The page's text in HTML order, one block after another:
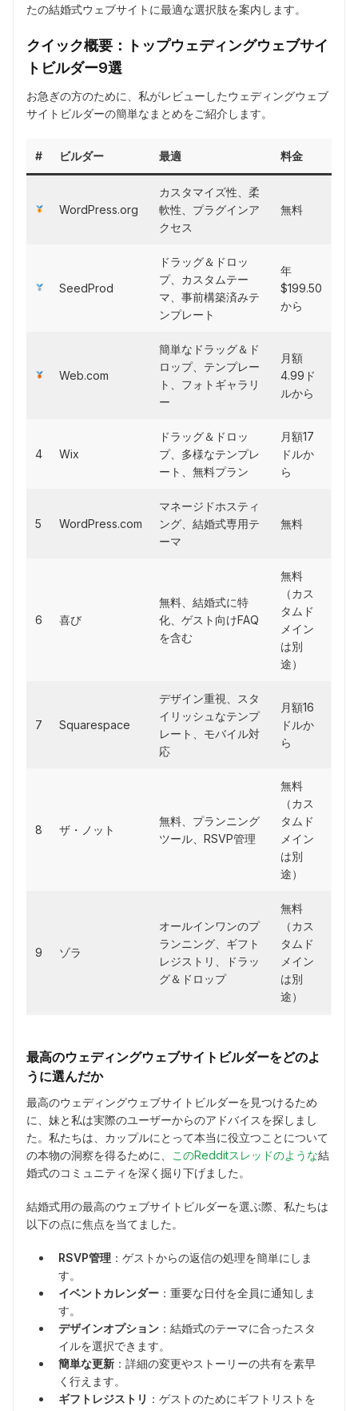
たの結婚式ウェブサイトに最適な選択肢を案内します。
クイック概要：トップウェディングウェブサイ
トビルダー9選
お急ぎの方のために、私がレビューしたウェディングウェブ
サイトビルダーの簡単なまとめをご紹介します。
# ビルダー 最適 料金
WordPress.org
カスタマイズ性、柔
軟性、プラグインア
クセス
無料
SeedProd
ドラッグ＆ドロッ
プ、カスタムテー
マ、事前構築済みテ
ンプレート
年
$199.50
から
Web.com
簡単なドラッグ＆ド
ロップ、テンプレー
ト、フォトギャラリ
ー
月額
4.99ド
ルから
4 Wix
ドラッグ＆ドロッ
プ、多様なテンプレ
ート、無料プラン
月額17
ドルか
ら
5 WordPress.com
マネージドホスティ
ング、結婚式専用テ
ーマ
無料
6 喜び
無料、結婚式に特
化、ゲスト向けFAQ
を含む
無料
（カス
タムド
メイン
は別
途）
7 Squarespace
デザイン重視、スタ
イリッシュなテンプ
レート、モバイル対
応
月額16
ドルか
ら
8 ザ・ノット
無料、プランニング
ツール、RSVP管理
無料
（カス
タムド
メイン
は別
途）
9 ゾラ
オールインワンのプ
ランニング、ギフト
レジストリ、ドラッ
グ＆ドロップ
無料
（カス
タムド
メイン
は別
途）
最高のウェディングウェブサイトビルダーをどのよ
うに選んだか
最高のウェディングウェブサイトビルダーを見つけるため
に、妹と私は実際のユーザーからのアドバイスを探しまし
た。私たちは、カップルにとって本当に役立つことについて
の本物の洞察を得るために、
このRedditスレッドのような結
婚式のコミュニティを深く掘り下げました。
結婚式用の最高のウェブサイトビルダーを選ぶ際、私たちは
以下の点に焦点を当てました。
RSVP管理 ：ゲストからの返信の処理を簡単にしま
す。
イベントカレンダー ：重要な日付を全員に通知しま
す。
デザインオプション ：結婚式のテーマに合ったスタ
イルを選択できます。
簡単な更新 ：詳細の変更やストーリーの共有を素早
く行えます。
ギフトレジストリ ：ゲストのためにギフトリストを